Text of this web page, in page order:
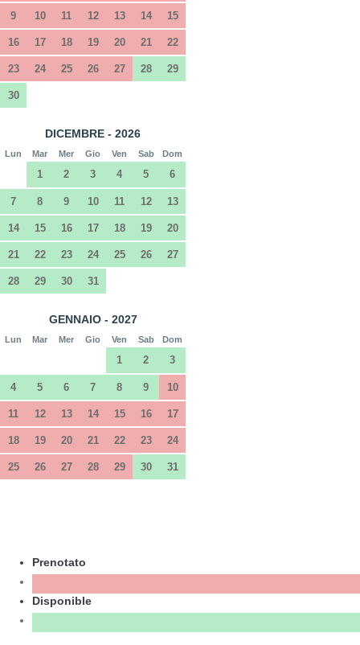
9 10 11 12 13 14 15
16 17 18 19 20 21 22
23 24 25 26 27 28 29
30
DICEMBRE - 2026
Lun Mar Mer Gio Ven Sab Dom
1 2 3 4 5 6
7 8 9 10 11 12 13
14 15 16 17 18 19 20
21 22 23 24 25 26 27
28 29 30 31
GENNAIO - 2027
Lun Mar Mer Gio Ven Sab Dom
1 2 3
4 5 6 7 8 9 10
11 12 13 14 15 16 17
18 19 20 21 22 23 24
25 26 27 28 29 30 31
Prenotato
Disponible